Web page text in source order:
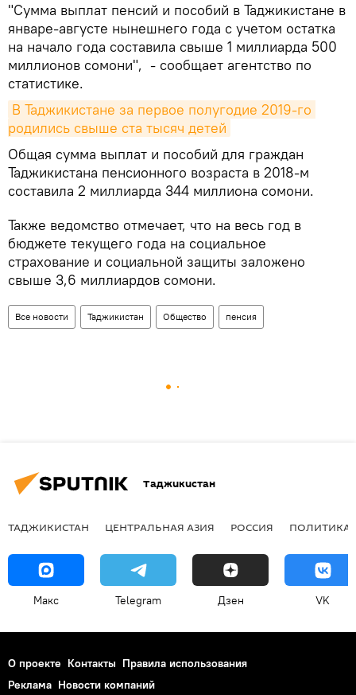
"Сумма выплат пенсий и пособий в Таджикистане в
январе-августе нынешнего года с учетом остатка
на начало года составила свыше 1 миллиарда 500
миллионов сомони", - сообщает агентство по
статистике.
В Таджикистане за первое полугодие 2019-го
родились свыше ста тысяч детей
Общая сумма выплат и пособий для граждан
Таджикистана пенсионного возраста в 2018-м
составила 2 миллиарда 344 миллиона сомони.
Также ведомство отмечает, что на весь год в
бюджете текущего года на социальное
страхование и социальной защиты заложено
свыше 3,6 миллиардов сомони.
Все новости Таджикистан Общество пенсия
Таджикистан
ТАДЖИКИСТАН ЦЕНТРАЛЬНАЯ АЗИЯ РОССИЯ ПОЛИТИКА
Макс Telegram Дзен VK
О проекте Контакты Правила использования
Реклама Новости компаний